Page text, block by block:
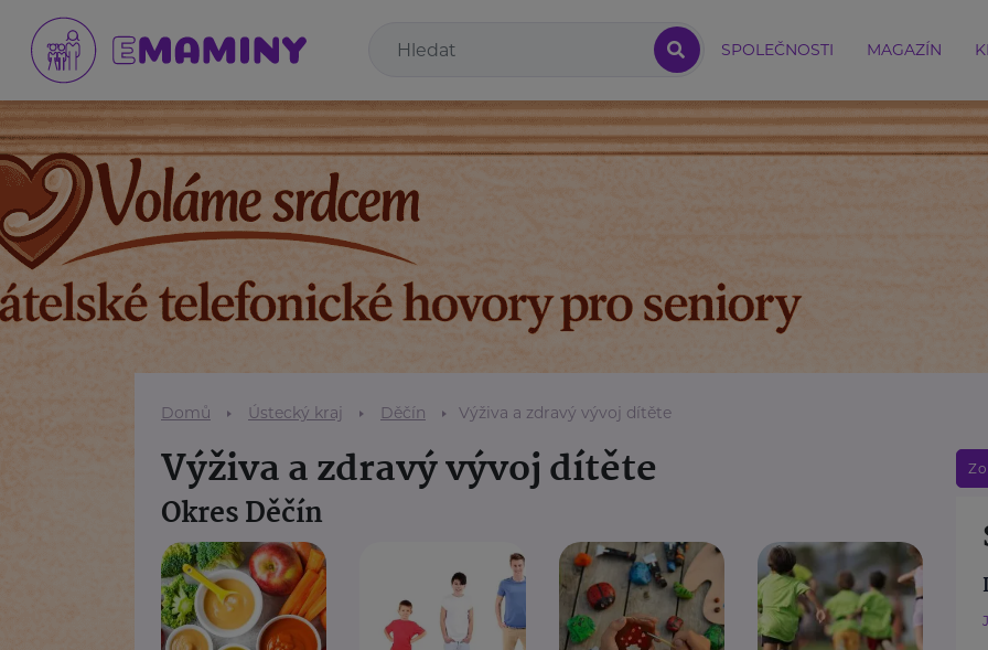
SPOLEČNOSTI MAGAZÍN
Domů Ústecký kraj Děčín Výživa a zdravý vývoj dítěte
Výživa a zdravý vývoj dítěte
Okres Děčín